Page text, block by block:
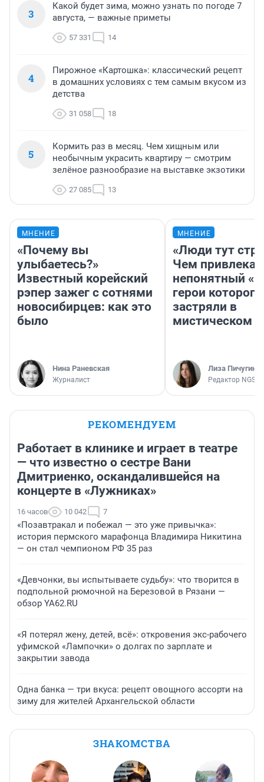
3
Какой будет зима, можно узнать по погоде 7
августа, — важные приметы
57 331 14
4
Пирожное «Картошка»: классический рецепт
в домашних условиях с тем самым вкусом из
детства
31 058 18
5
Кормить раз в месяц. Чем хищным или
необычным украсить квартиру — смотрим
зелёное разнообразие на выставке экзотики
27 085 13
МНЕНИЕ
«Почему вы
улыбаетесь?»
Известный корейский
рэпер зажег с сотнями
новосибирцев: как это
было
Нина Раневская
Журналист
МНЕНИЕ
«Люди тут
Чем
непонятный
герои которого
застряли в
мистическом
Лиза Пичугина
Редактор
РЕКОМЕНДУЕМ
Работает в клинике и играет в театре
— что известно о сестре Вани
Дмитриенко, оскандалившейся на
концерте в «Лужниках»
16 часов 10 042 7
«Позавтракал и побежал — это уже привычка»:
история пермского марафонца Владимира Никитина
— он стал чемпионом РФ 35 раз
«Девчонки, вы испытываете судьбу»: что творится в
подпольной рюмочной на Березовой в Рязани —
обзор YA62.RU
«Я потерял жену, детей, всё»: откровения экс-рабочего
уфимской «Лампочки» о долгах по зарплате и
закрытии завода
Одна банка — три вкуса: рецепт овощного ассорти на
зиму для жителей Архангельской области
ЗНАКОМСТВА